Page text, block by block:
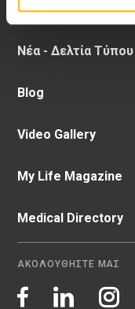
Νέα - Δελτία Τύπου
Blog
Video Gallery
My Life Magazine
Medical Directory
ΑΚΟΛΟΥΘΗΣΤΕ ΜΑΣ